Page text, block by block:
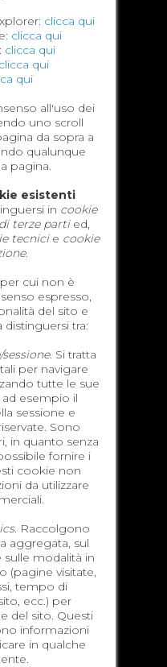
clicca qui
clicca qui
clicca qui
clicca qui
qui
all'uso dei
uno scroll
da sopra a
qualunque
pagina.
esistenti
in cookie
terze partied,
tecnicie cookie
.
cui non è
espresso,
del sito e
tra:
Si tratta
per navigare
tutte le sue
esempio il
sessione e
Sono
in quanto senza
fornire i
cookie non
da utilizzare
Raccolgono
aggregata, sul
modalità in
(pagine visitate,
tempo di
ecc.) per
del sito. Questi
informazioni
in qualche